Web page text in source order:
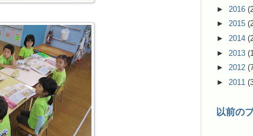
► 2016
► 2015
► 2014
► 2013
► 2012
► 2011
以前の